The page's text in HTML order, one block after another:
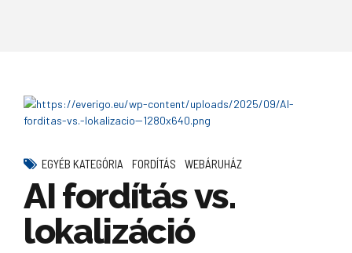
EGYÉB KATEGÓRIA FORDÍTÁS WEBÁRUHÁZ
AI fordítás vs.
lokalizáció